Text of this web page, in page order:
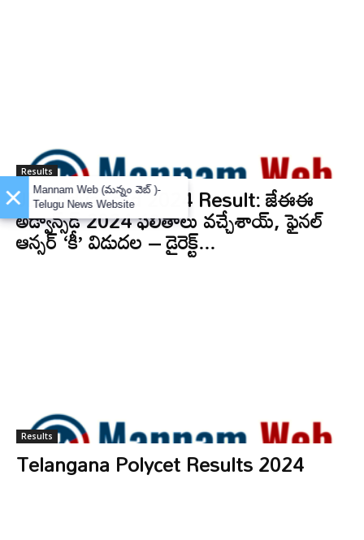
Results
JEE Advanced 2024 Result: జేఈఈ
అడ్వాన్స్‌డ్ 2024 ఫలితాలు వచ్చేశాయ్, ఫైనల్
ఆన్సర్ ‘కీ’ విడుదల – డైరెక్ట్...
Results
Telangana Polycet Results 2024
×
Mannam Web (మన్నం వెబ్ )-
Telugu News Website